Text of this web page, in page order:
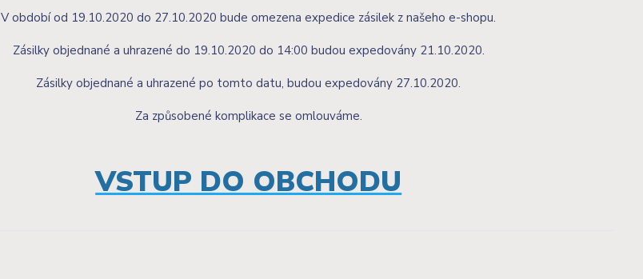
V období od 19.10.2020 do 27.10.2020 bude omezena expedice zásilek z našeho e-shopu.
Zásilky objednané a uhrazené do 19.10.2020 do 14:00 budou expedovány 21.10.2020.
Zásilky objednané a uhrazené po tomto datu, budou expedovány 27.10.2020.
Za způsobené komplikace se omlouváme.
VSTUP DO OBCHODU